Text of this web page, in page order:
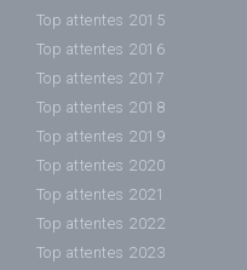
Top attentes 2015
Top attentes 2016
Top attentes 2017
Top attentes 2018
Top attentes 2019
Top attentes 2020
Top attentes 2021
Top attentes 2022
Top attentes 2023